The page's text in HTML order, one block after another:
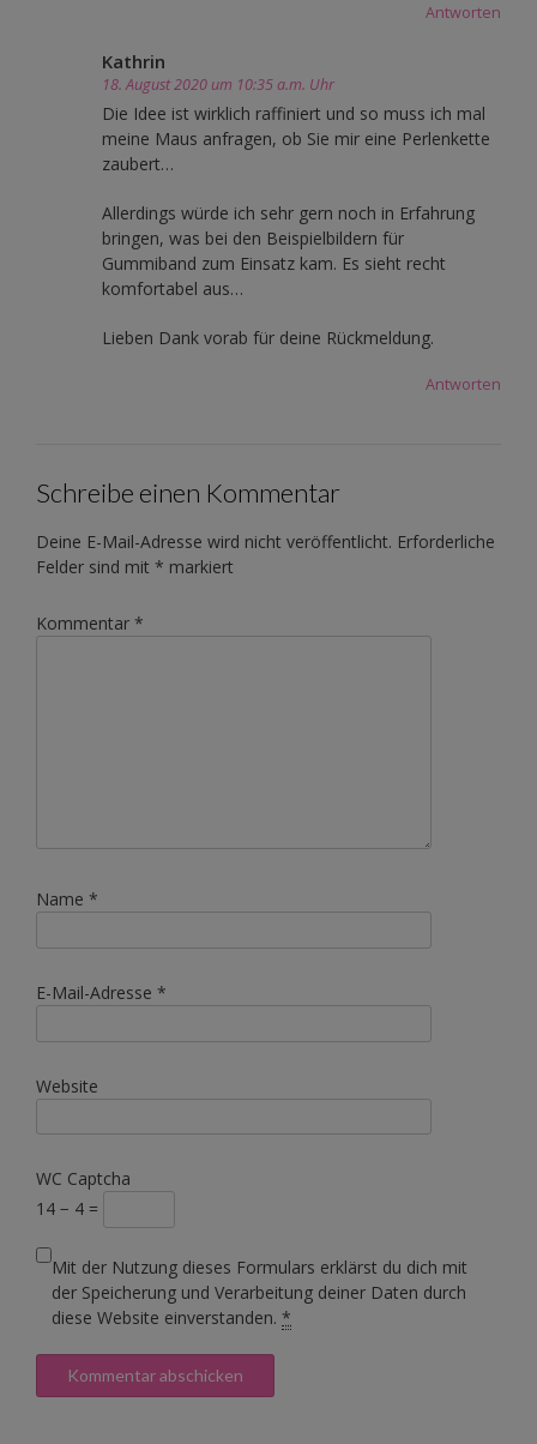
Antworten
Kathrin
18. August 2020 um 10:35 a.m. Uhr
Die Idee ist wirklich raffiniert und so muss ich mal
meine Maus anfragen, ob Sie mir eine Perlenkette
zaubert…
Allerdings würde ich sehr gern noch in Erfahrung
bringen, was bei den Beispielbildern für
Gummiband zum Einsatz kam. Es sieht recht
komfortabel aus…
Lieben Dank vorab für deine Rückmeldung.
Antworten
Schreibe einen Kommentar
Deine E-Mail-Adresse wird nicht veröffentlicht. Erforderliche
Felder sind mit * markiert
Kommentar *
Name *
E-Mail-Adresse *
Website
WC Captcha
14 − 4 =
Mit der Nutzung dieses Formulars erklärst du dich mit
der Speicherung und Verarbeitung deiner Daten durch
diese Website einverstanden. *